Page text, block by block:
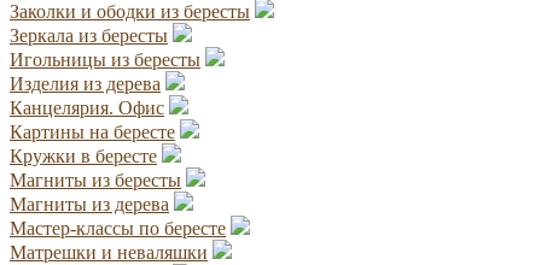
Заколки и ободки из бересты
Зеркала из бересты
Игольницы из бересты
Изделия из дерева
Канцелярия. Офис
Картины на бересте
Кружки в бересте
Магниты из бересты
Магниты из дерева
Мастер-классы по бересте
Матрешки и неваляшки